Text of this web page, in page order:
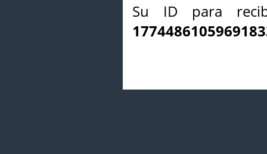
Su ID para